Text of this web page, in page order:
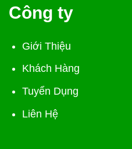
Công ty
Giới Thiệu
Khách Hàng
Tuyển Dụng
Liên Hệ